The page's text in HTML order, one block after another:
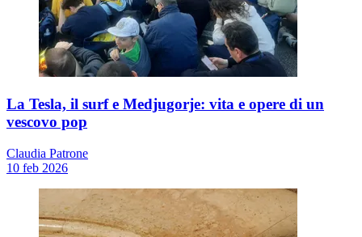
La Tesla, il surf e Medjugorje: vita e opere di un
vescovo pop
Claudia Patrone
10 feb 2026